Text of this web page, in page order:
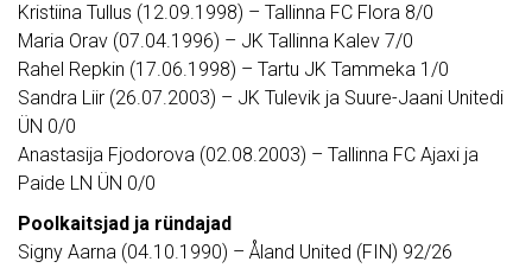
Kristiina Tullus (12.09.1998) – Tallinna FC Flora 8/0
Maria Orav (07.04.1996) – JK Tallinna Kalev 7/0
Rahel Repkin (17.06.1998) – Tartu JK Tammeka 1/0
Sandra Liir (26.07.2003) – JK Tulevik ja Suure-Jaani Unitedi
ÜN 0/0
Anastasija Fjodorova (02.08.2003) – Tallinna FC Ajaxi ja
Paide LN ÜN 0/0
Poolkaitsjad ja ründajad
Signy Aarna (04.10.1990) – Åland United (FIN) 92/26